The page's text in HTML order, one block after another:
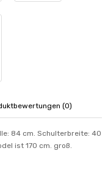
(0)
84 cm. Schulterbreite: 40
ist 170 cm. groß.